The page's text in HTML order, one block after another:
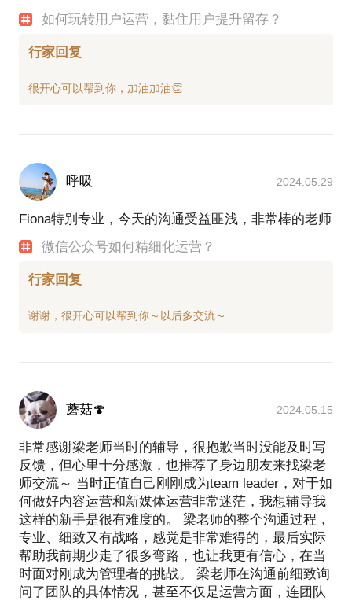
如何玩转用户运营，黏住用户提升留存？
行家回复
呼吸 2024.05.29
Fiona特别专业，今天的沟通受益匪浅，非常棒的老师
微信公众号如何精细化运营？
行家回复
蘑菇🍄 2024.05.15
非常感谢梁老师当时的辅导，很抱歉当时没能及时写
反馈，但心里十分感激，也推荐了身边朋友来找梁老
师交流～ 当时正值自己刚刚成为team leader，对于如
何做好内容运营和新媒体运营非常迷茫，我想辅导我
这样的新手是很有难度的。 梁老师的整个沟通过程，
专业、细致又有战略，感觉是非常难得的，最后实际
帮助我前期少走了很多弯路，也让我更有信心，在当
时面对刚成为管理者的挑战。 梁老师在沟通前细致询
问了团队的具体情况，甚至不仅是运营方面，连团队